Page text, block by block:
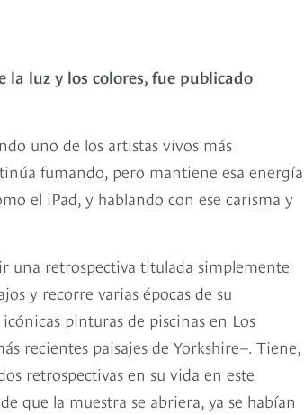
luz y los colores, fue publicado
uno de los artistas vivos más
fumando, pero mantiene esa energía
el iPad, y hablando con ese carisma y
una retrospectiva titulada simplemente
y recorre varias épocas de su
pinturas de piscinas en Los
recientes paisajes de Yorkshire–. Tiene,
retrospectivas en su vida en este
que la muestra se abriera, ya se habían